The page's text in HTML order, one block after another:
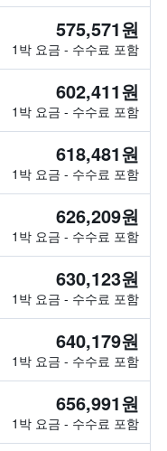
575,571원
1박 요금 - 수수료 포함
602,411원
1박 요금 - 수수료 포함
618,481원
1박 요금 - 수수료 포함
626,209원
1박 요금 - 수수료 포함
630,123원
1박 요금 - 수수료 포함
640,179원
1박 요금 - 수수료 포함
656,991원
1박 요금 - 수수료 포함